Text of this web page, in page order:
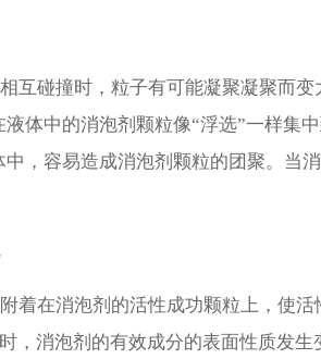
碰撞时，粒子有可能凝聚凝聚而变
体中的消泡剂颗粒像“浮选”一样集
，容易造成消泡剂颗粒的团聚。当
在消泡剂的活性成功颗粒上，使活
，消泡剂的有效成分的表面性质发